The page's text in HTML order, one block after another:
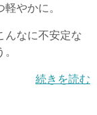
やかに。
なに不安定な
続きを読む